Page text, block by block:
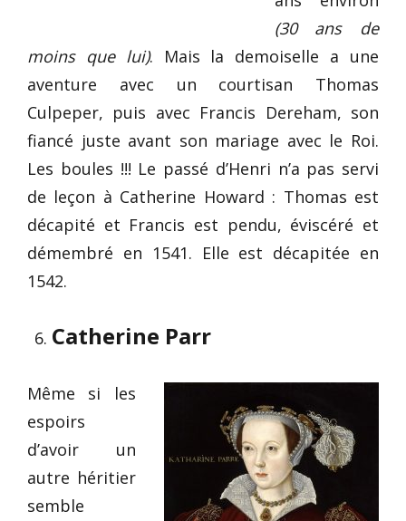
(30 ans de
moins que lui). Mais la demoiselle a une
aventure avec un courtisan Thomas
Culpeper, puis avec Francis Dereham, son
fiancé juste avant son mariage avec le Roi.
Les boules !!! Le passé d’Henri n’a pas servi
de leçon à Catherine Howard : Thomas est
décapité et Francis est pendu, éviscéré et
démembré en 1541. Elle est décapitée en
1542.
Catherine Parr
Même si les
espoirs
d’avoir un
autre héritier
semble